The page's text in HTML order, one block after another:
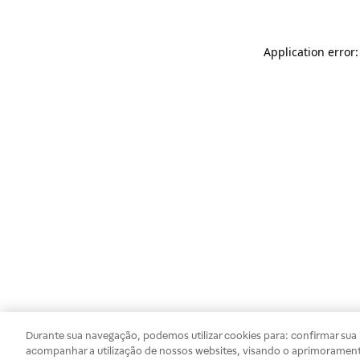
Application
Durante sua navegação, podemos utilizar cookies para: confirmar
acompanhar a utilização de nossos websites, visando o